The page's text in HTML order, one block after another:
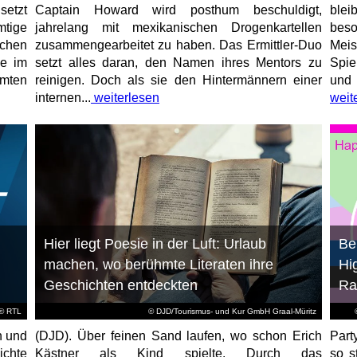
im
Captain Howard wird posthum beschuldigt,
jahrelang mit mexikanischen Drogenkartellen
zusammengearbeitet zu haben. Das Ermittler-Duo
setzt alles daran, den Namen ihres Mentors zu
reinigen. Doch als sie den Hintermännern einer
internen... weiterlesen
und
RTL
und
© DJD/Tourismus- und Kur GmbH Graal-Müritz
Hier liegt Poesie in der Luft: Urlaub
machen, wo berühmte Literaten ihre
Geschichten entdeckten
(DJD). Über feinen Sand laufen, wo schon Erich
Kästner als Kind spielte. Durch das so